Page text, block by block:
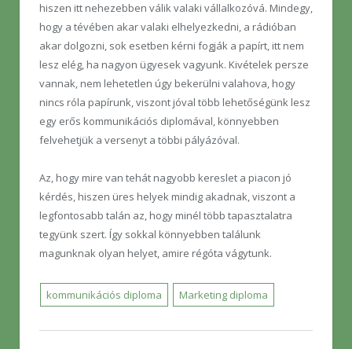
hiszen itt nehezebben válik valaki vállalkozóvá. Mindegy,
hogy a tévében akar valaki elhelyezkedni, a rádióban
akar dolgozni, sok esetben kérni fogják a papírt, itt nem
lesz elég, ha nagyon ügyesek vagyunk. Kivételek persze
vannak, nem lehetetlen úgy bekerülni valahova, hogy
nincs róla papírunk, viszont jóval több lehetőségünk lesz
egy erős kommunikációs diplomával, könnyebben
felvehetjük a versenyt a többi pályázóval.
Az, hogy mire van tehát nagyobb kereslet a piacon jó
kérdés, hiszen üres helyek mindig akadnak, viszont a
legfontosabb talán az, hogy minél több tapasztalatra
tegyünk szert. Így sokkal könnyebben találunk
magunknak olyan helyet, amire régóta vágytunk.
kommunikációs diploma Marketing diploma